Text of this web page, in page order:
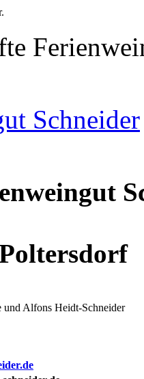
Schneider
und Alfons Heidt-Schneider